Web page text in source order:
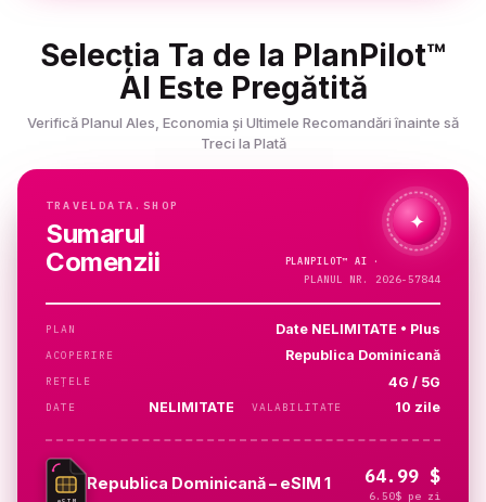
Selecția Ta de la PlanPilot™
AI Este Pregătită
Verifică Planul Ales, Economia și Ultimele Recomandări înainte să
Treci la Plată
TRAVELDATA.SHOP
Sumarul
Comenzii
✦
PLANPILOT™ AI ·
PLANUL NR. 2026-57844
PLAN Date NELIMITATE • Plus
ACOPERIRE Republica Dominicană
REȚELE 4G / 5G
DATE NELIMITATE VALABILITATE 10 zile
Republica Dominicană – eSIM 1 64.99 $
6.50$ pe zi